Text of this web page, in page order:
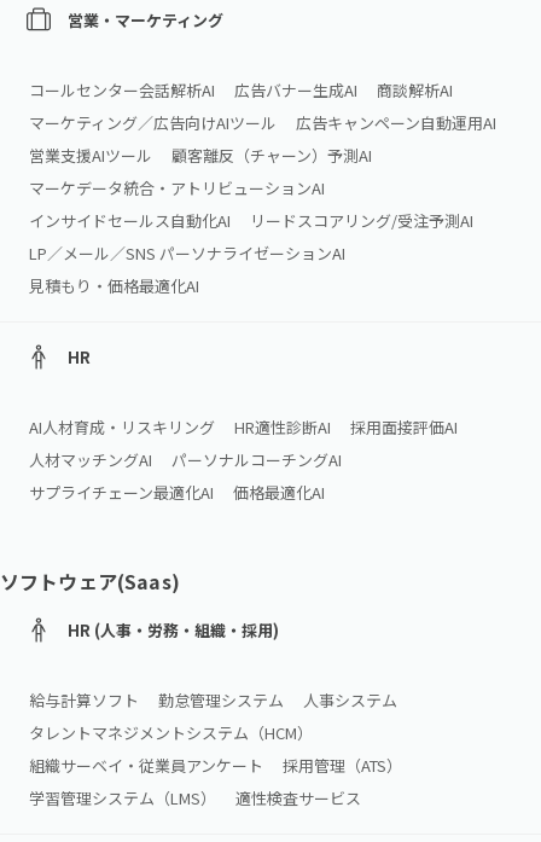
営業・マーケティング
コールセンター会話解析AI 広告バナー生成AI
商談解析AI
マーケティング／広告向けAIツール
広告キャンペーン自動運用AI
営業支援AIツール
顧客離反（チャーン）予測AI
マーケデータ統合・アトリビューションAI
インサイドセールス自動化AI
リードスコアリング/受注予測AI
LP／メール／SNS パーソナライゼーションAI
見積もり・価格最適化AI
HR
AI人材育成・リスキリング HR適性診断AI
採用面接評価AI
人材マッチングAI
パーソナルコーチングAI
サプライチェーン最適化AI
価格最適化AI
ソフトウェア(Saas)
HR (人事・労務・組織・採用)
給与計算ソフト 勤怠管理システム
人事システム
タレントマネジメントシステム（HCM）
組織サーベイ・従業員アンケート
採用管理（ATS）
学習管理システム（LMS）
適性検査サービス